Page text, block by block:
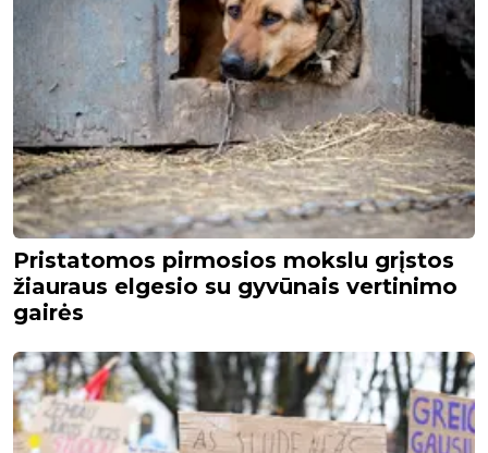
Pristatomos pirmosios mokslu grįstos
žiauraus elgesio su gyvūnais vertinimo
gairės